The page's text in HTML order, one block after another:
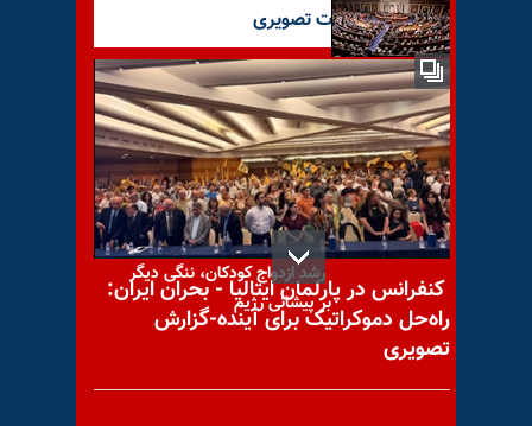
نامه اعضای ارشد جمهوریخواه
مجلس نمایندگان به آنتونی
بلینکن
رشد ازدواج کودکان، ننگی دیگر
بر پیشانی رژیم
آخرین گزارشات تصویری
کنفرانس در پارلمان ایتالیا - بحران ایران:
راه‌حل دموکراتیک برای آینده-گزارش
تصویری